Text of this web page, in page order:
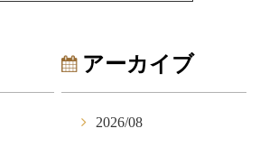
アーカイブ
2026/08